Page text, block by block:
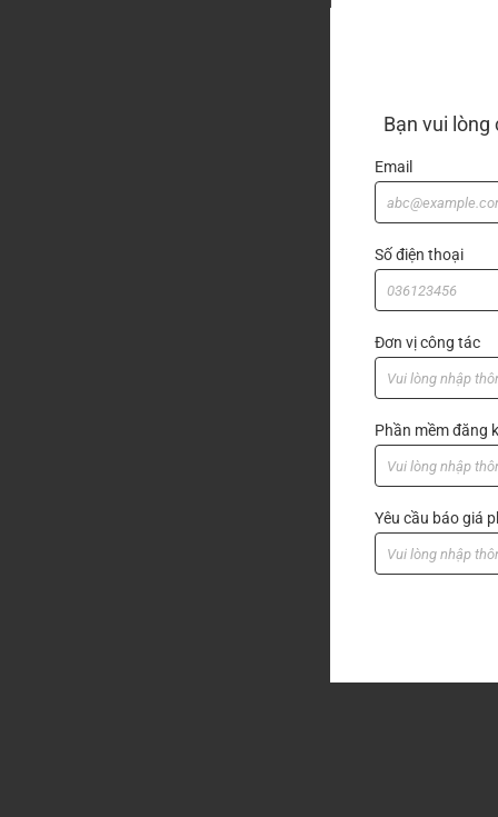
Bạn vui
Email
Số điện thoại
Đơn vị công tác
Phần mềm đăng
Yêu cầu báo giá